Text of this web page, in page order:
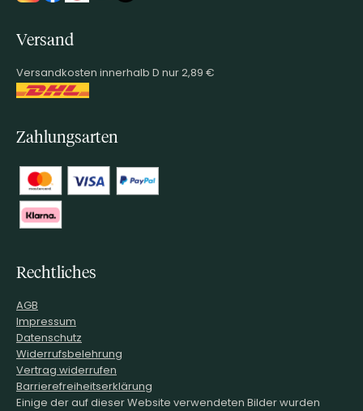
Versand
Versandkosten innerhalb D nur 2,89 €
Zahlungsarten
Rechtliches
AGB
Impressum
Datenschutz
Widerrufsbelehrung
Vertrag widerrufen
Barrierefreiheitserklärung
Einige der auf dieser Website verwendeten Bilder wurden